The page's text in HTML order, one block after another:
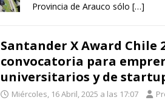
Provincia de Arauco sólo […]
Santander X Award Chile
convocatoria para
universitarios y de
Miércoles, 16 Abril, 2025 a las 17:07